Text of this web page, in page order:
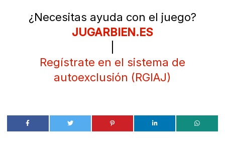
¿Necesitas ayuda con el juego?
JUGARBIEN.ES
Regístrate en el sistema de
autoexclusión (RGIAJ)